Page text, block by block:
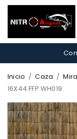
Inicio / Caza /
16X44 FFP WH019